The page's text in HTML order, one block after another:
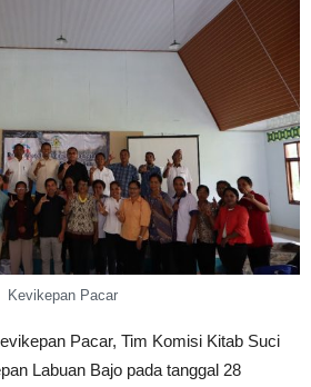
Kevikepan Pacar
Pacar, Tim Komisi Kitab Suci
Labuan Bajo pada tanggal 28